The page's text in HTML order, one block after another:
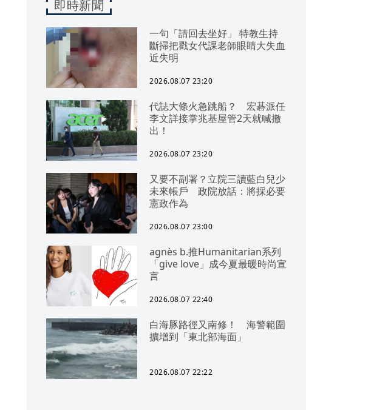
即時新聞
一句「請回去坐好」 特教生持
斷掃把戳女代課老師眼睛大失血
近失明
2026.08.07 23:20
代誌大條火急跳船？ 宏碁派任
李文詳接掌兆基屋管2天就喊撤
出！
2026.08.07 23:20
又要不副署？立院三讀藍白兒少
未來帳戶 政院放話：將採必要
憲政作為
2026.08.07 23:00
agnès b.推Humanitarian系列
「give love」成今夏最暖時尚宣
言
2026.08.07 22:40
白海豚路徑又南修！ 海警範圍
擴增到「東北部海面」
2026.08.07 22:22